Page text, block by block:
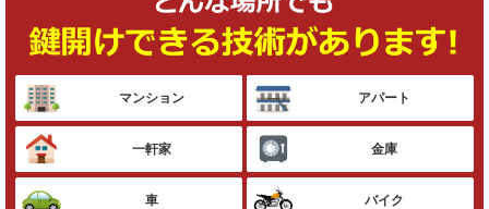
マンション アパート
一軒家 金庫
車 バイク